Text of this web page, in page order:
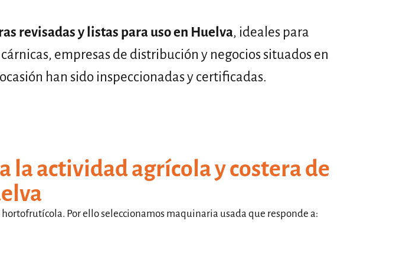
revisadas y listas para uso en Huelva, ideales para
empresas de distribución y negocios situados en
han sido inspeccionadas y certificadas.
la actividad agrícola y costera de
Por ello seleccionamos maquinaria usada que responde a: